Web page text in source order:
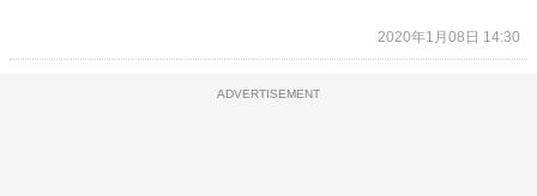
2020年1月08日 14:30
ADVERTISEMENT